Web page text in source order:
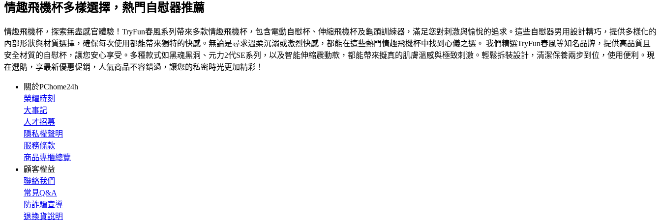
情趣飛機杯多樣選擇，熱門自慰器推薦
情趣飛機杯，探索無盡感官體驗！TryFun春風系列帶來多款情趣飛機杯，包含電動自慰杯、伸縮飛機杯及龜頭訓練器，滿足您對刺激與愉悅的追求。這些自慰器男用設計精巧，提供多樣化的
內部形狀與材質選擇，確保每次使用都能帶來獨特的快感。無論是尋求溫柔沉溺或激烈快感，都能在這些熱門情趣飛機杯中找到心儀之選。 我們精選TryFun春風等知名品牌，提供高品質且
安全材質的自慰杯，讓您安心享受。多種款式如黑魂黑洞、元力2代SE系列，以及智能伸縮震動款，都能帶來擬真的肌膚溫感與極致刺激。輕鬆拆裝設計，清潔保養兩步到位，使用便利。現
在選購，享最新優惠促銷，人氣商品不容錯過，讓您的私密時光更加精彩！
關於PChome24h
榮耀時刻
大事記
人才招募
隱私權聲明
服務條款
商品專櫃總覽
顧客權益
聯絡我們
常見Q&A
防詐騙宣導
退換貨說明